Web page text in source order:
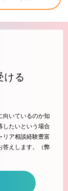
ける
向いているのか知
したいという場合
リア相談経験豊富
答えします。（弊